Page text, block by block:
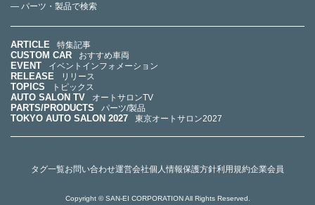
— パーツ・製品で検索
ARTICLE 特集記事
CUSTOM CAR おすすめ車両
EVENT イベントインフォメーション
RELEASE リリース
TOPICS トピックス
AUTO SALON TV オートサロンTV
PARTS/PRODUCTS パーツ/製品
TOKYO AUTO SALON 2027 東京オートサロン2027
タグ一覧お問い合わせ運営会社個人情報保護方針利用規約企業会員
Copyright © SAN-EI CORPORATION All Rights Reserved.